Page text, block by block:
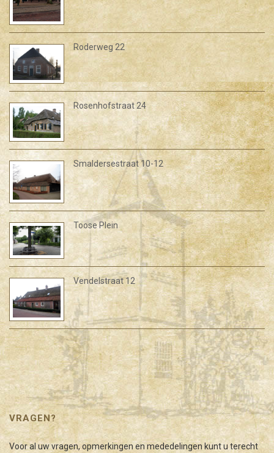
Roderweg 22
Rosenhofstraat 24
Smaldersestraat 10-12
Toose Plein
Vendelstraat 12
VRAGEN?
Voor al uw vragen, opmerkingen en mededelingen kunt u terecht